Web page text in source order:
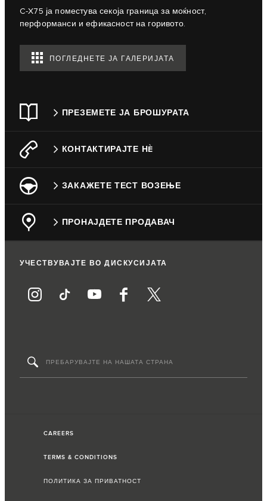
C‑X75 ја поместува секоја граница за моќност,
перформанси и ефикасност на горивото.
ПОГЛЕДНЕТЕ ЈА ГАЛЕРИЈАТА
ПРЕЗЕМЕТЕ ЈА БРОШУРАТА
КОНТАКТИРАЈТЕ НÈ
ЗАКАЖЕТЕ ТЕСТ ВОЗЕЊЕ
ПРОНАЈДЕТЕ ПРОДАВАЧ
УЧЕСТВУВАЈТЕ ВО ДИСКУСИЈАТА
CAREERS
TERMS & CONDITIONS
ПОЛИТИКА ЗА ПРИВАТНОСТ